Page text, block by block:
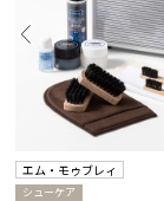
エム・モゥブレィ
シューケア